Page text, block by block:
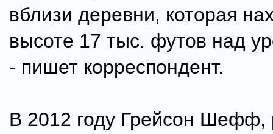
вблизи деревни, которая
высоте 17 тыс. футов над
- пишет корреспондент.
В 2012 году Грейсон Шефф,